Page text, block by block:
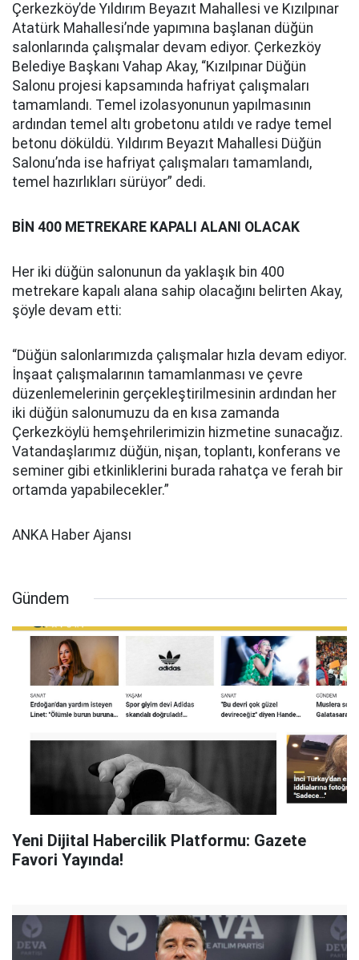
Çerkezköy’de Yıldırım Beyazıt Mahallesi ve Kızılpınar
Atatürk Mahallesi’nde yapımına başlanan düğün
salonlarında çalışmalar devam ediyor. Çerkezköy
Belediye Başkanı Vahap Akay, “Kızılpınar Düğün
Salonu projesi kapsamında hafriyat çalışmaları
tamamlandı. Temel izolasyonunun yapılmasının
ardından temel altı grobetonu atıldı ve radye temel
betonu döküldü. Yıldırım Beyazıt Mahallesi Düğün
Salonu’nda ise hafriyat çalışmaları tamamlandı,
temel hazırlıkları sürüyor” dedi.
BİN 400 METREKARE KAPALI ALANI OLACAK
Her iki düğün salonunun da yaklaşık bin 400
metrekare kapalı alana sahip olacağını belirten Akay,
şöyle devam etti:
“Düğün salonlarımızda çalışmalar hızla devam ediyor.
İnşaat çalışmalarının tamamlanması ve çevre
düzenlemelerinin gerçekleştirilmesinin ardından her
iki düğün salonumuzu da en kısa zamanda
Çerkezköylü hemşehrilerimizin hizmetine sunacağız.
Vatandaşlarımız düğün, nişan, toplantı, konferans ve
seminer gibi etkinliklerini burada rahatça ve ferah bir
ortamda yapabilecekler.”
ANKA Haber Ajansı
Gündem
Yeni Dijital Habercilik Platformu: Gazete
Favori Yayında!